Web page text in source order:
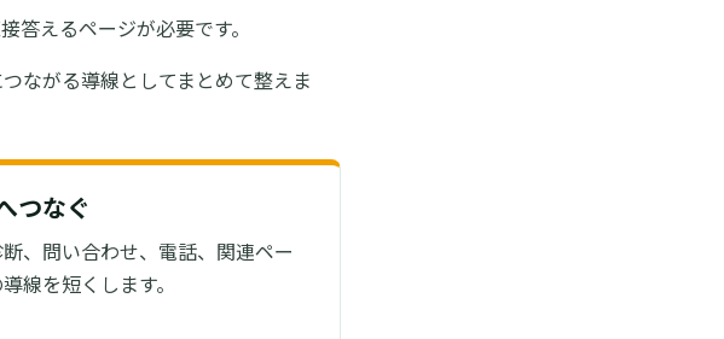
えるページが必要です。
ながる導線としてまとめて整えま
つなぐ
、問い合わせ、電話、関連ペー
線を短くします。